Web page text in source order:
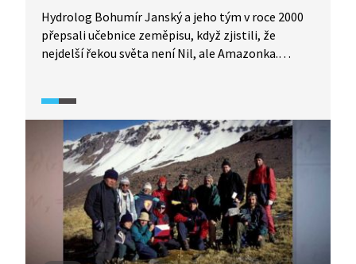
Hydrolog Bohumír Janský a jeho tým v roce 2000
přepsali učebnice zeměpisu, když zjistili, že
nejdelší řekou světa není Nil, ale Amazonka.
s tím, co předcházelo expedicím tohoto světově
proslulého hydrologa.